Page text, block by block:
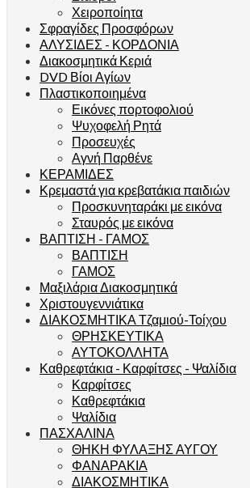
Χειροποίητα
Σφραγίδες Προσφόρων
ΑΛΥΣΙΔΕΣ - ΚΟΡΔΟΝΙΑ
Διακοσμητικά Κεριά
DVD Βίοι Αγίων
Πλαστικοποιημένα
Εικόνες πορτοφολιού
Ψυχοφελή Ρητά
Προσευχές
Αγνή Παρθένε
ΚΕΡΑΜΙΔΕΣ
Κρεμαστά για κρεβατάκια παιδιών
Προσκυνηταράκι με εικόνα
Σταυρός με εικόνα
ΒΑΠΤΙΣΗ - ΓΑΜΟΣ
ΒΑΠΤΙΣΗ
ΓΑΜΟΣ
Μαξιλάρια Διακοσμητικά
Χριστουγεννιάτικα
ΔΙΑΚΟΣΜΗΤΙΚΑ Τζαμιού-Τοίχου
ΘΡΗΣΚΕΥΤΙΚΑ
ΑΥΤΟΚΟΛΛΗΤΑ
Καθρεφτάκια - Καρφίτσες - Ψαλίδια
Καρφίτσες
Καθρεφτάκια
Ψαλίδια
ΠΑΣΧΑΛΙΝΑ
ΘΗΚΗ ΦΥΛΑΞΗΣ ΑΥΓΟΥ
ΦΑΝΑΡΑΚΙΑ
ΔΙΑΚΟΣΜΗΤΙΚΑ